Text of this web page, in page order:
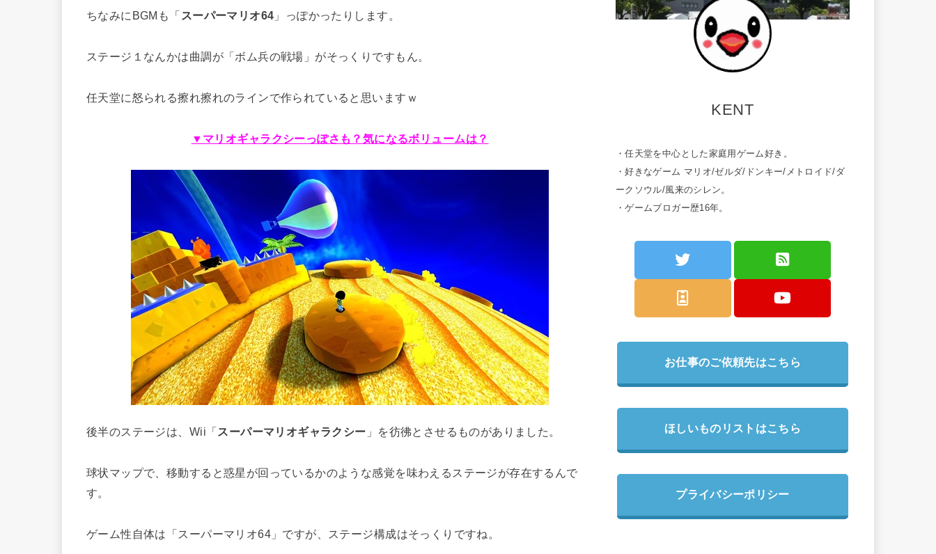
ちなみにBGMも「 スーパーマリオ64 」っぽかったりします。
ステージ１なんかは曲調が「ボム兵の戦場」がそっくりですもん。
任天堂に怒られる擦れ擦れのラインで作られていると思いますｗ
▼マリオギャラクシーっぽさも？気になるボリュームは？
後半のステージは、Wii「 スーパーマリオギャラクシー 」を彷彿とさせるものがありました。
球状マップで、移動すると惑星が回っているかのような感覚を味わえるステージが存在するんで
す。
ゲーム性自体は「スーパーマリオ64」ですが、ステージ構成はそっくりですね。
KENT
・任天堂を中心とした家庭用ゲーム好き。
・好きなゲーム マリオ/ゼルダ/ドンキー/メトロイド/ダ
ークソウル/風来のシレン。
・ゲームブロガー歴16年。
お仕事のご依頼先はこちら
ほしいものリストはこちら
プライバシーポリシー